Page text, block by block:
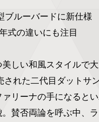
ブルーバードに新仕様
式の違いにも注目
しい和風スタイルで
された二代目ダットサ
リーナの手になると
。賛否両論を呼ぶ中、